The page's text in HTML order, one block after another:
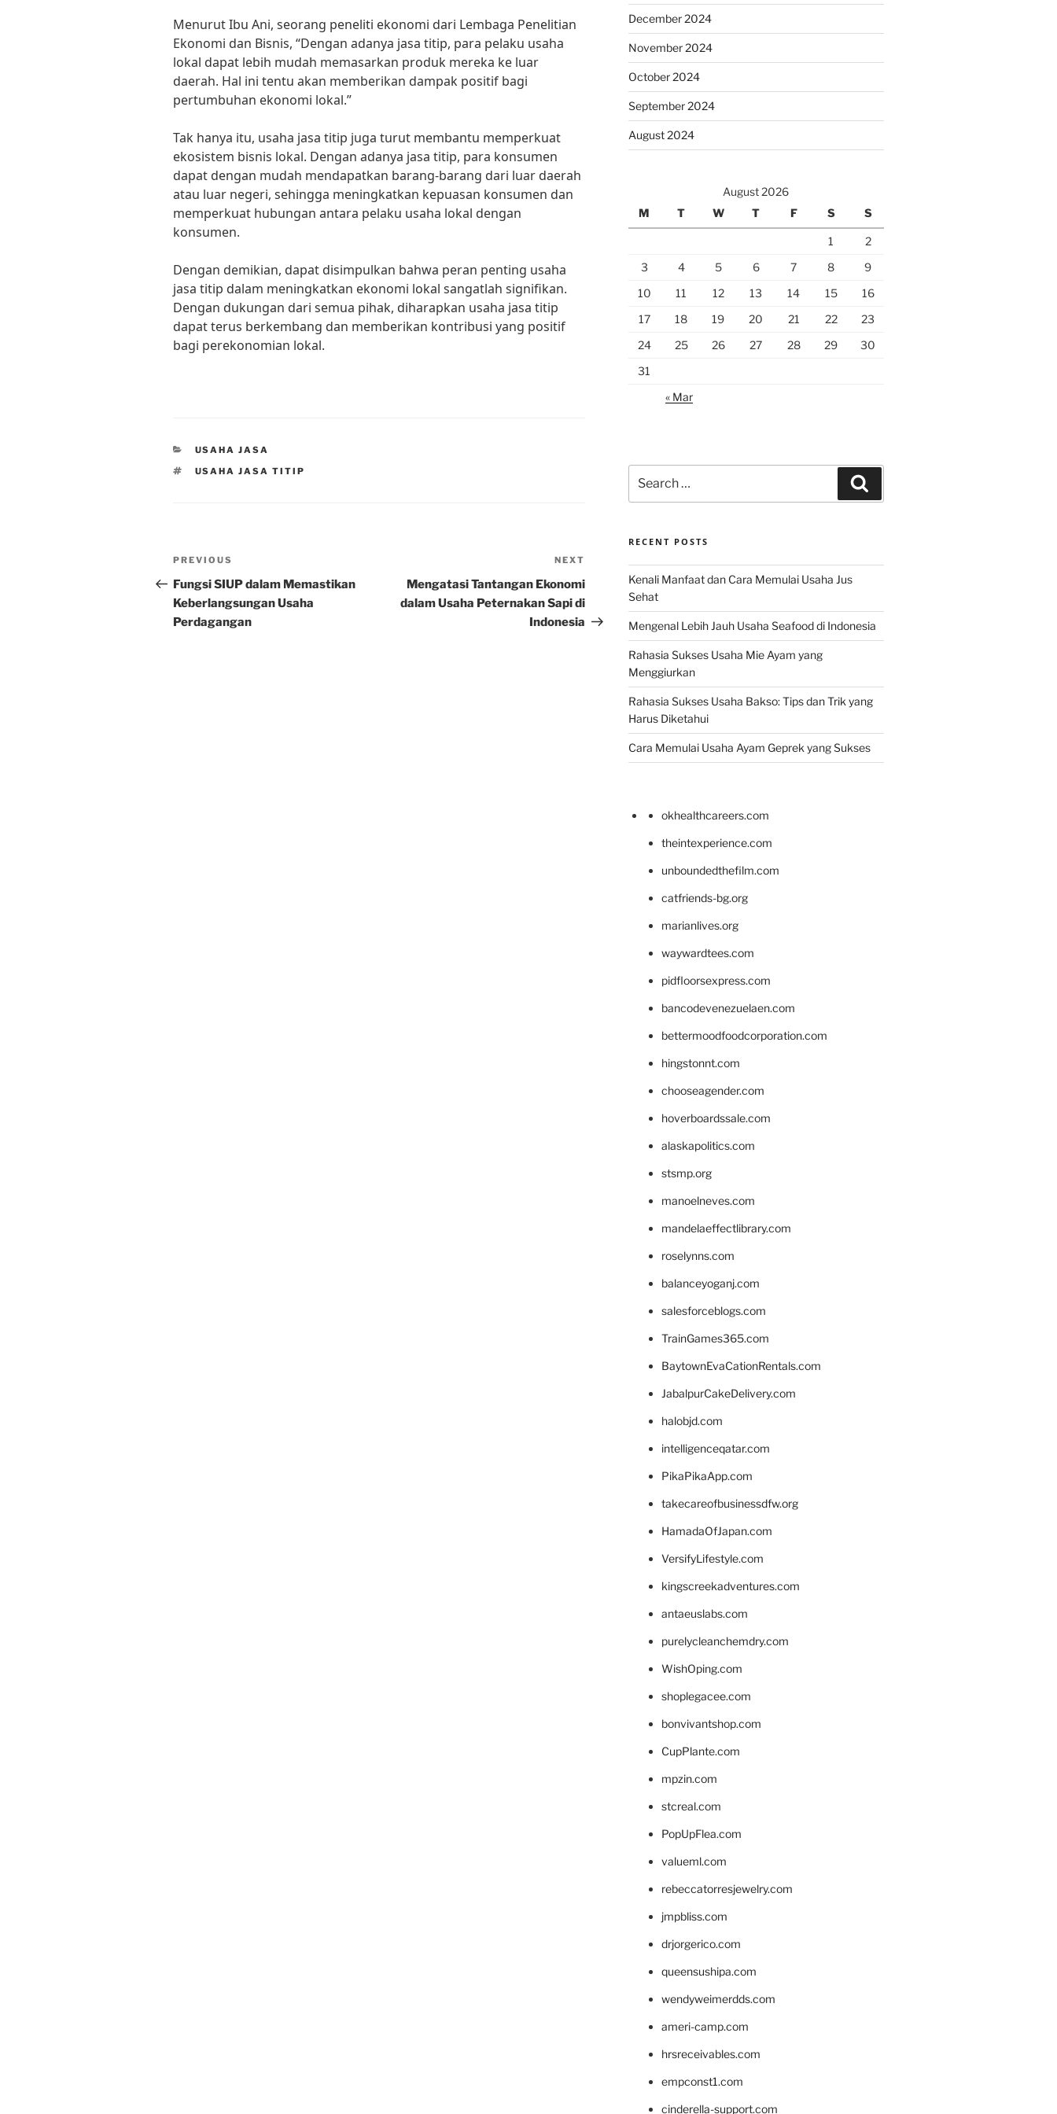
Menurut Ibu Ani, seorang peneliti ekonomi dari Lembaga Penelitian
Ekonomi dan Bisnis, “Dengan adanya jasa titip, para pelaku usaha
lokal dapat lebih mudah memasarkan produk mereka ke luar
daerah. Hal ini tentu akan memberikan dampak positif bagi
pertumbuhan ekonomi lokal.”
Tak hanya itu, usaha jasa titip juga turut membantu memperkuat
ekosistem bisnis lokal. Dengan adanya jasa titip, para konsumen
dapat dengan mudah mendapatkan barang-barang dari luar daerah
atau luar negeri, sehingga meningkatkan kepuasan konsumen dan
memperkuat hubungan antara pelaku usaha lokal dengan
konsumen.
Dengan demikian, dapat disimpulkan bahwa peran penting usaha
jasa titip dalam meningkatkan ekonomi lokal sangatlah signifikan.
Dengan dukungan dari semua pihak, diharapkan usaha jasa titip
dapat terus berkembang dan memberikan kontribusi yang positif
bagi perekonomian lokal.
CATEGORIES
USAHA JASA
TAGS
USAHA JASA TITIP
Post
navigation
Previous
Post
PREVIOUS
Fungsi SIUP dalam Memastikan
Keberlangsungan Usaha
Perdagangan
Post
NEXT
Mengatasi Tantangan Ekonomi
dalam Usaha Peternakan Sapi di
Indonesia
December 2024
November 2024
October 2024
September 2024
August 2024
August 2026
M
T W T F S S
1
2
3
4 5 6 7 8
9
10
11 12 13 14 15
16
17
18 19 20 21 22
23
24
25 26 27 28 29
30
31
« Mar
for:
RECENT POSTS
Kenali Manfaat dan Cara Memulai Usaha Jus
Sehat
Mengenal Lebih Jauh Usaha Seafood di Indonesia
Rahasia Sukses Usaha Mie Ayam yang
Menggiurkan
Rahasia Sukses Usaha Bakso: Tips dan Trik yang
Harus Diketahui
Cara Memulai Usaha Ayam Geprek yang Sukses
okhealthcareers.com
theintexperience.com
unboundedthefilm.com
catfriends-bg.org
marianlives.org
waywardtees.com
pidfloorsexpress.com
bancodevenezuelaen.com
bettermoodfoodcorporation.com
hingstonnt.com
chooseagender.com
hoverboardssale.com
alaskapolitics.com
stsmp.org
manoelneves.com
mandelaeffectlibrary.com
roselynns.com
balanceyoganj.com
salesforceblogs.com
TrainGames365.com
BaytownEvaCationRentals.com
JabalpurCakeDelivery.com
halobjd.com
intelligenceqatar.com
PikaPikaApp.com
takecareofbusinessdfw.org
HamadaOfJapan.com
VersifyLifestyle.com
kingscreekadventures.com
antaeuslabs.com
purelycleanchemdry.com
WishOping.com
shoplegacee.com
bonvivantshop.com
CupPlante.com
mpzin.com
stcreal.com
PopUpFlea.com
valueml.com
rebeccatorresjewelry.com
jmpbliss.com
drjorgerico.com
queensushipa.com
wendyweimerdds.com
ameri-camp.com
hrsreceivables.com
empconst1.com
cinderella-support.com